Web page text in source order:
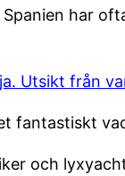
har
Utsikt från
fantastiskt
och